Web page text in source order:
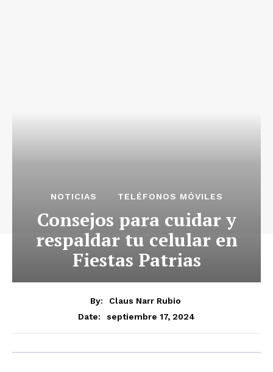
NOTICIAS TELÉFONOS MÓVILES
Consejos para cuidar y
respaldar tu celular en
Fiestas Patrias
By:
Claus Narr Rubio
Date:
septiembre 17, 2024